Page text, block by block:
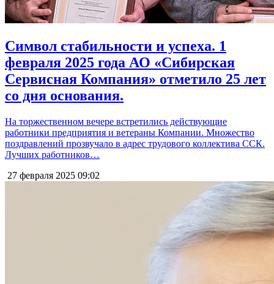
Символ стабильности и успеха. 1
февраля 2025 года АО «Сибирская
Сервисная Компания» отметило 25 лет
со дня основания.
На торжественном вечере встретились действующие
работники предприятия и ветераны Компании. Множество
поздравлений прозвучало в адрес трудового коллектива ССК.
Лучших работников…
27 февраля 2025 09:02